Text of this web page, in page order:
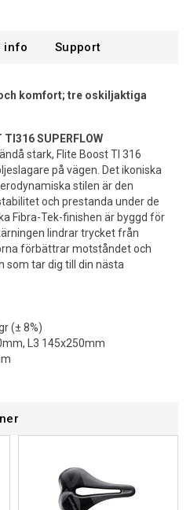
Support
komfort; tre oskiljaktiga
TI316 SUPERFLOW
stark, Flite Boost TI 316
på vägen. Det ikoniska
stilen är den
och prestanda under de
Fibra-Tek-finishen är byggd för
lindrar trycket från
förbättrar motståndet och
som tar dig till din nästa
(± 8%)
L3 145x250mm